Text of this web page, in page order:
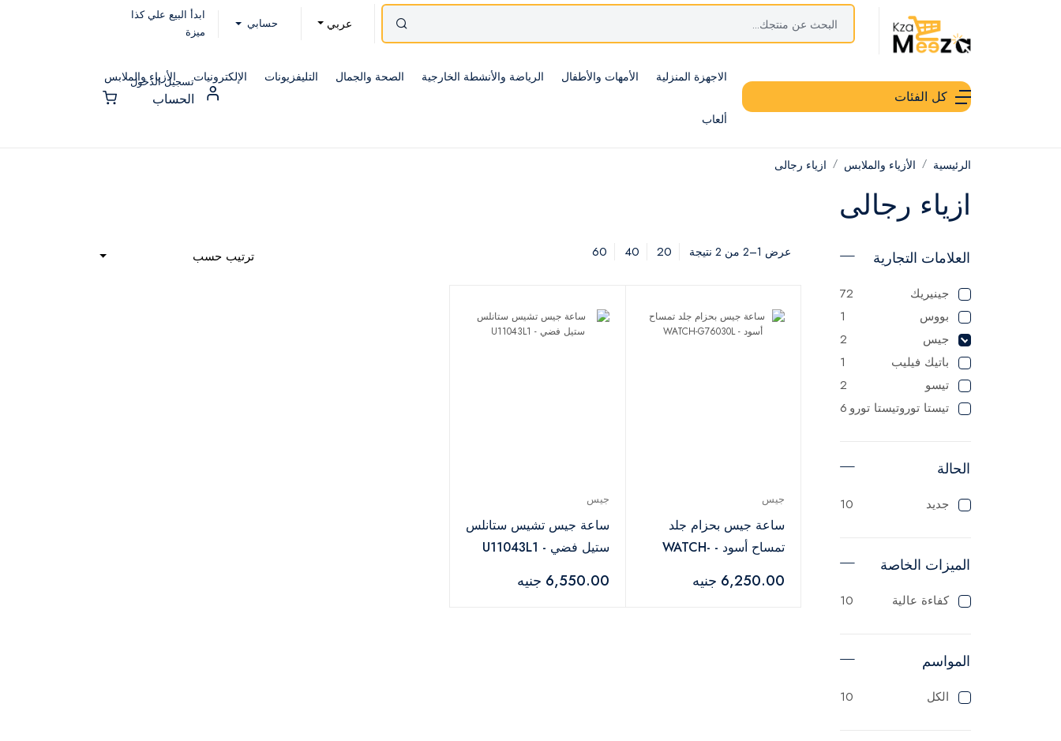
عربي حسابي
ابدأ البيع علي كذا
ميزة
كل الفئات
الاجهزة المنزلية الأمهات والأطفال الرياضة والأنشطة الخارجية الصحة والجمال التليفزيونات الإلكترونيات الأزياء والملابس
ألعاب
تسجيل الدخول
الحساب
الرئيسية الأزياء والملابس ازياء رجالى
ازياء رجالى
العلامات التجارية
جينيريك
72
بووس
1
جيس
2
باتيك فيليب
1
تيسو
2
تيستا توروتيستا تورو 6
الحالة
جديد 10
الميزات الخاصة
كفاءة عالية 10
المواسم
الكل 10
عرض 1–2 من 2 نتيجة 20
40
60 ترتيب حسب
جيس
ساعة جيس بحزام جلد
تمساح أسود - WATCH-
6,250.00 جنيه
جيس
ساعة جيس تشيس ستانلس
ستيل فضي - U11043L1
6,550.00 جنيه